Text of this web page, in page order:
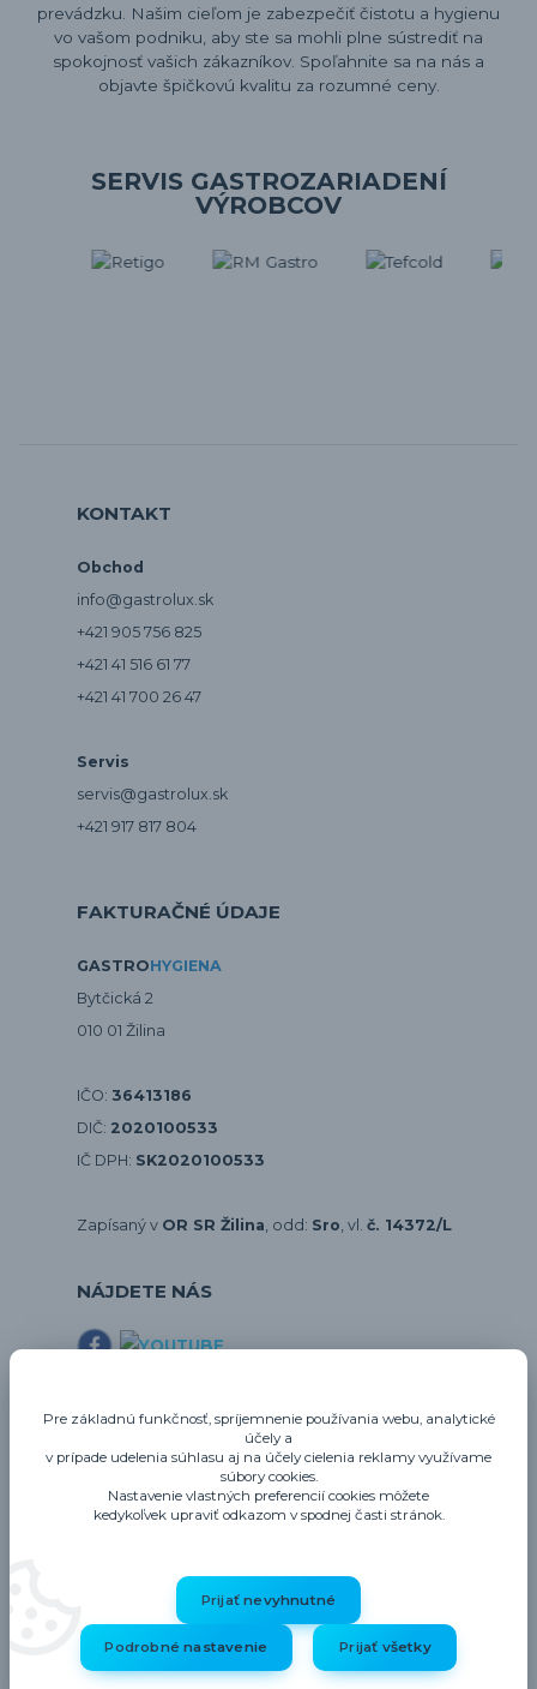
prevádzku. Našim cieľom je zabezpečiť čistotu a hygienu
vo vašom podniku, aby ste sa mohli plne sústrediť na
spokojnosť vašich zákazníkov. Spoľahnite sa na nás a
objavte špičkovú kvalitu za rozumné ceny.
SERVIS GASTROZARIADENÍ
VÝROBCOV
KONTAKT
Obchod
info@gastrolux.sk
+421 905 756 825
+421 41 516 61 77
+421 41 700 26 47
Servis
servis@gastrolux.sk
+421 917 817 804
FAKTURAČNÉ ÚDAJE
GASTROHYGIENA
Bytčická 2
010 01 Žilina
IČO: 36413186
DIČ: 2020100533
IČ DPH: SK2020100533
Zapísaný v OR SR Žilina , odd: Sro , vl. č. 14372/L
NÁJDETE NÁS
E-shopy
gastrozariadenie.sk
gastrohygiena.sk
thermo-future-box.sk
Upravit sběr cookies.
Pre základnú funkčnosť, spríjemnenie používania webu, analytické
účely a
v prípade udelenia súhlasu aj na účely cielenia reklamy využívame
súbory cookies.
Nastavenie vlastných preferencií cookies môžete
kedykoľvek upraviť odkazom v spodnej časti stránok.
Prijať nevyhnutné
Podrobné nastavenie Prijať všetky